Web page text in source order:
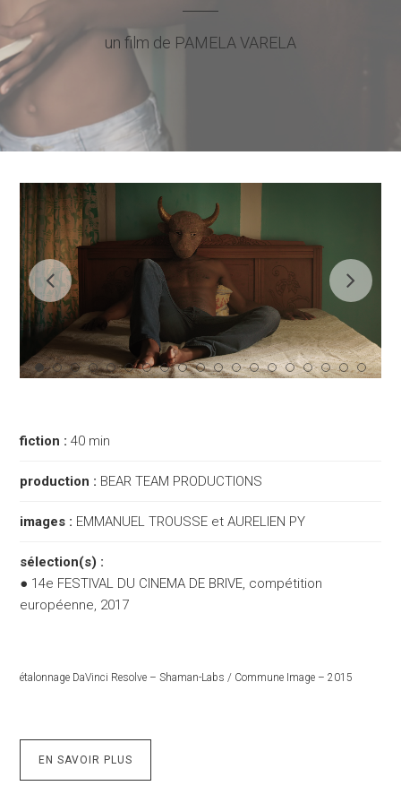
un film de PAMELA VARELA
fiction :40 min
production : BEAR TEAM PRODUCTIONS
images : EMMANUEL TROUSSE et AURELIEN PY
sélection(s) :
● 14e FESTIVAL DU CINEMA DE BRIVE, compétition
européenne, 2017
étalonnage DaVinci Resolve – Shaman-Labs / Commune Image – 2015
EN SAVOIR PLUS